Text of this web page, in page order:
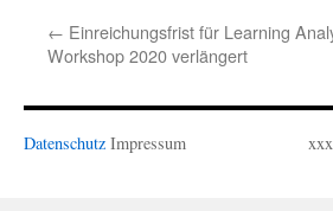
← Einreichungsfrist für Learning
Workshop 2020 verlängert
Datenschutz Impressum